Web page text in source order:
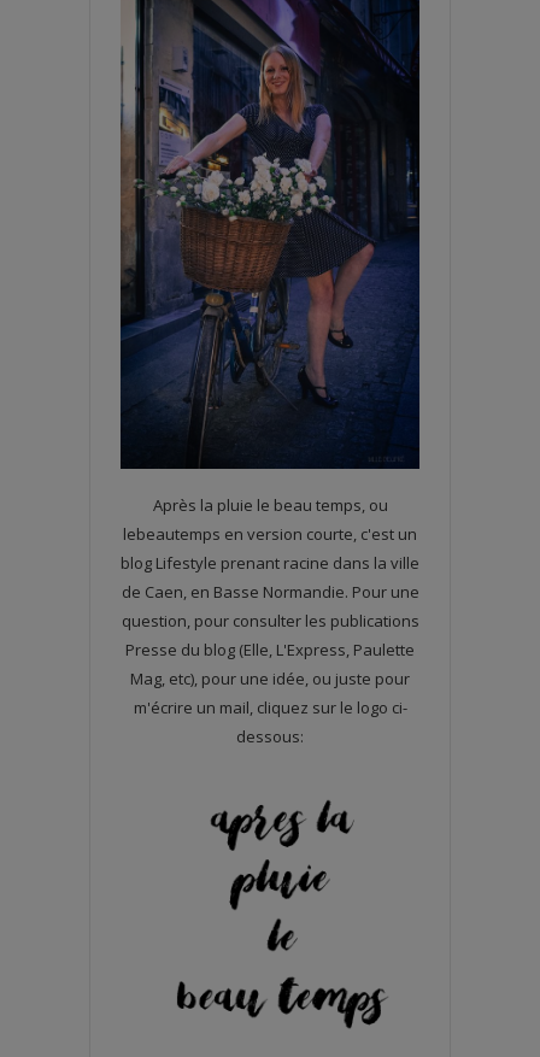
Après la pluie le beau temps, ou
lebeautemps en version courte, c'est un
blog Lifestyle prenant racine dans la ville
de Caen, en Basse Normandie. Pour une
question, pour consulter les publications
Presse du blog (Elle, L'Express, Paulette
Mag, etc), pour une idée, ou juste pour
m'écrire un mail, cliquez sur le logo ci-
dessous: